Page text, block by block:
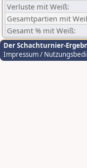
Verluste mit Weiß:
Gesamtpartien mit
Gesamt % mit Weiß:
Der Schachturnier-
Impressum /